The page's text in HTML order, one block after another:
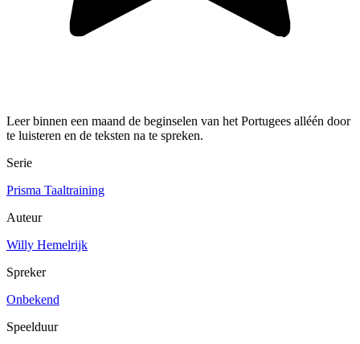
Leer binnen een maand de beginselen van het Portugees alléén door
te luisteren en de teksten na te spreken.
Serie
Prisma Taaltraining
Auteur
Willy Hemelrijk
Spreker
Onbekend
Speelduur